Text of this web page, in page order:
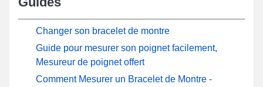
Changer son bracelet de montre
Guide pour mesurer son poignet facilement,
Mesureur de poignet offert
Comment Mesurer un Bracelet de Montre -